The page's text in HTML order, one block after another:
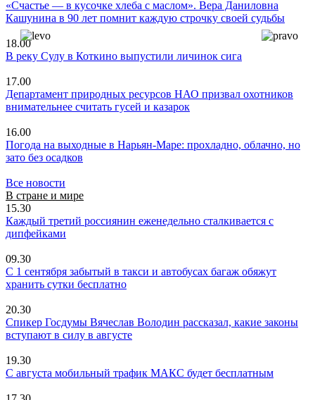
«Счастье — в кусочке хлеба с маслом». Вера Даниловна
Кашунина в 90 лет помнит каждую строчку своей судьбы
18.00
В реку Сулу в Коткино выпустили личинок сига
17.00
Департамент природных ресурсов НАО призвал охотников
внимательнее считать гусей и казарок
16.00
Погода на выходные в Нарьян-Маре: прохладно, облачно, но
зато без осадков
Все новости
В стране и мире
15.30
Каждый третий россиянин еженедельно сталкивается с
дипфейками
09.30
С 1 сентября забытый в такси и автобусах багаж обяжут
хранить сутки бесплатно
20.30
Спикер Госдумы Вячеслав Володин рассказал, какие законы
вступают в силу в августе
19.30
С августа мобильный трафик МАКС будет бесплатным